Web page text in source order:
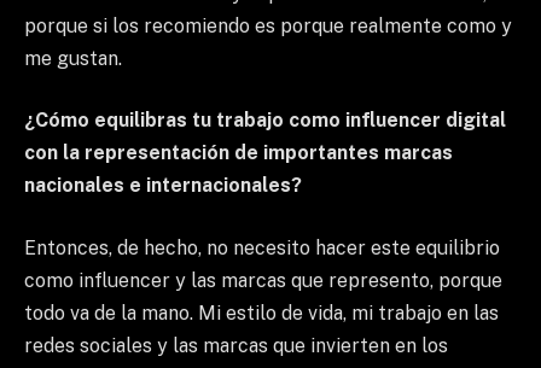
porque si los recomiendo es porque realmente como y
me gustan.
¿Cómo equilibras tu trabajo como influencer digital
con la representación de importantes marcas
nacionales e internacionales?
Entonces, de hecho, no necesito hacer este equilibrio
como influencer y las marcas que represento, porque
todo va de la mano. Mi estilo de vida, mi trabajo en las
redes sociales y las marcas que invierten en los